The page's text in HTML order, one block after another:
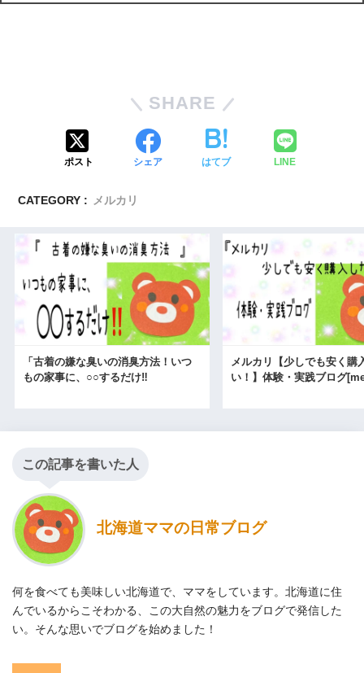
SHARE
ポスト シェア はてブ LINE
CATEGORY : メルカリ
「古着の嫌な臭いの消臭方法！いつ
もの家事に、○○するだけ‼
メルカリ【少しでも安く購
い！】体験・実践ブログ
この記事を書いた人
北海道ママの日常ブログ
何を食べても美味しい北海道で、ママをしています。北海道に住
んでいるからこそわかる、この大自然の魅力をブログで発信した
い。そんな思いでブログを始めました！